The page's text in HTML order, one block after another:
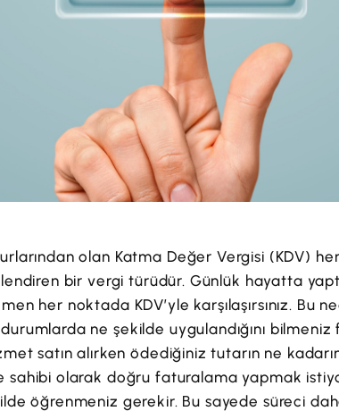
olan Katma Değer Vergisi (KDV)
bir vergi türüdür. Günlük hayatta
her noktada KDV’yle karşılaşırsınız. Bu
durumlarda ne şekilde uygulandığını
satın alırken ödediğiniz tutarın ne
sahibi olarak doğru faturalama yapmak
öğrenmeniz gerekir. Bu sayede süreci